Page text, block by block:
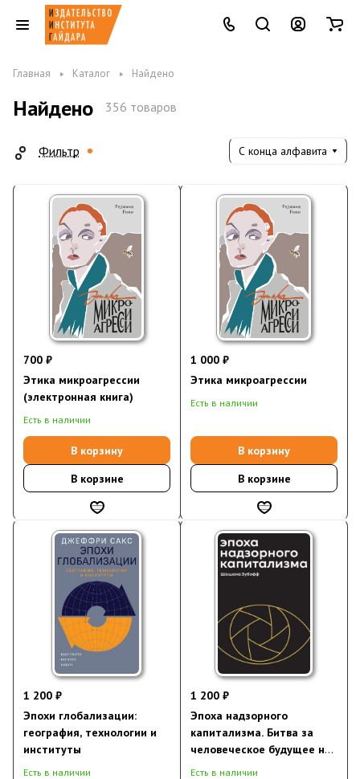
Главная Каталог Найдено
Найдено 356 товаров
Фильтр С конца алфавита
700 ₽
Этика микроагрессии
(электронная книга)
Есть в наличии
В корзину
В корзине
1 000 ₽
Этика микроагрессии
Есть в наличии
В корзину
В корзине
1 200 ₽
Эпохи глобализации:
география, технологии и
институты
Есть в наличии
1 200 ₽
Эпоха надзорного
капитализма. Битва за
человеческое будущее на
новых рубежах власти
Есть в наличии